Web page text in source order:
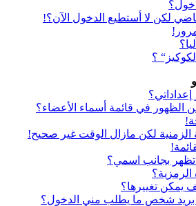
لكن لا أستطيع الدخول الآن؟!
؟
في قائمة أسماء الأعضاء؟
الزمنية لكن مازال الوقت غير صحيح!
تظهر بجانب اسمي؟
يمكن تغييرها؟
شخص ما يطلب مني الدخول؟